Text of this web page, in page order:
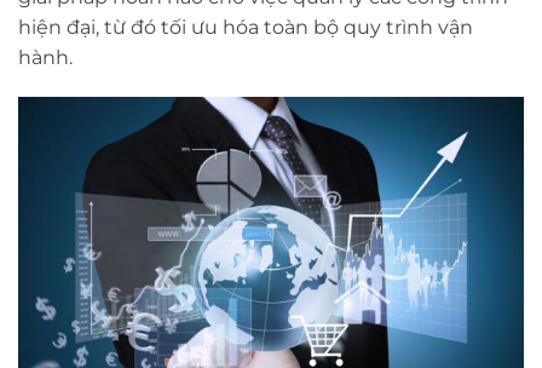
hiện đại, từ đó tối ưu hóa toàn bộ quy trình vận
hành.